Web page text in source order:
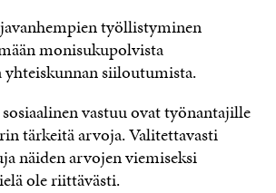
työllistyminen
monisukupolvista
siiloutumista.
vastuu ovat työnantajille
tärkeitä arvoja. Valitettavasti
näiden arvojen viemiseksi
ole riittävästi.